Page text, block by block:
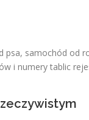
psa, samochód od
i numery tablic